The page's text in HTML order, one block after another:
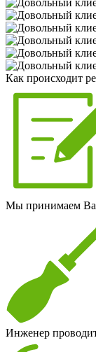
Как происходит
Мы принимаем
Инженер